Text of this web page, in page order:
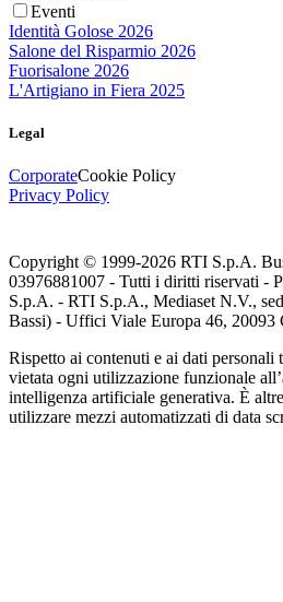
Eventi
Identità Golose 2026
Salone del Risparmio 2026
Fuorisalone 2026
L'Artigiano in Fiera 2025
Legal
CorporateCookie Policy
Privacy Policy
Copyright © 1999-2026 RTI S.p.A.
03976881007 - Tutti i diritti riservati -
S.p.A. - RTI S.p.A., Mediaset N.V.,
Bassi) - Uffici Viale Europa 46, 20093
Rispetto ai contenuti e ai dati personali
vietata ogni utilizzazione funzionale
intelligenza artificiale generativa. È
utilizzare mezzi automatizzati di data